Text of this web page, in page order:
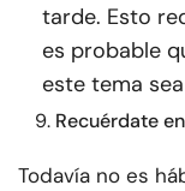
tarde. Esto
es probable
este tema
Recuérdate
Todavía no es